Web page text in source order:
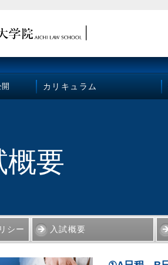
カリキュラム
概要
シー 入試概要